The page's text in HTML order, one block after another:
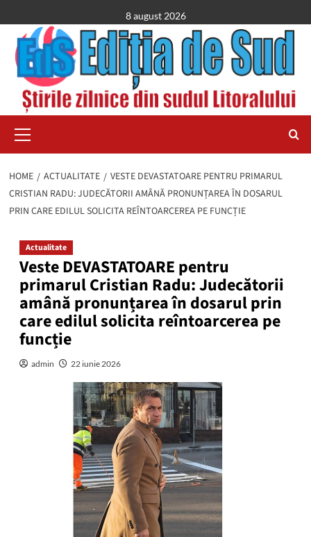
to
content
8 august 2026
Menu
HOME ACTUALITATE
VESTE DEVASTATOARE PENTRU PRIMARUL
CRISTIAN RADU: JUDECĂTORII AMÂNĂ PRONUNȚAREA ÎN DOSARUL
PRIN CARE EDILUL SOLICITA REÎNTOARCEREA PE FUNCȚIE
Actualitate
Veste DEVASTATOARE pentru
primarul Cristian Radu: Judecătorii
amână pronunțarea în dosarul prin
care edilul solicita reîntoarcerea pe
funcție
admin 22 iunie 2026